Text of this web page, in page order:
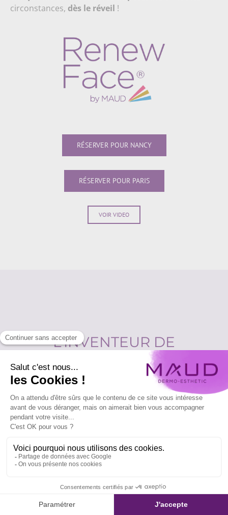
circonstances, dès le réveil !
RÉSERVER POUR NANCY
RÉSERVER POUR PARIS
VOIR VIDEO
L’INVENTEUR DE
TENDANCE
DU MAQUILLAGE
PERMANENT DES LÈVRES
séduction et de féminité.
Dermo-Esthetic,ne cesse d’innoverpour vous offrir
anti-âge, volume, éclat,
coloration…